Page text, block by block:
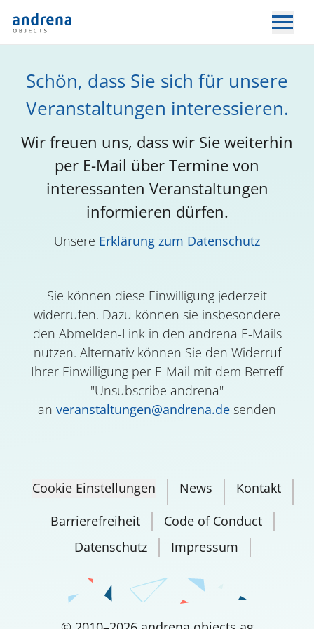
Schön, dass Sie sich für unsere
Veranstaltungen interessieren.
Wir freuen uns, dass wir Sie weiterhin
per E-Mail über Termine von
interessanten Veranstaltungen
informieren dürfen.
Unsere Erklärung zum Datenschutz
Sie können diese Einwilligung jederzeit
widerrufen. Dazu können sie insbesondere
den Abmelden-Link in den andrena E-Mails
nutzen. Alternativ können Sie den Widerruf
Ihrer Einwilligung per E-Mail mit dem Betreff
"Unsubscribe andrena"
an veranstaltungen@andrena.de senden
Cookie Einstellungen News
Kontakt
Barrierefreiheit
Code of Conduct
Datenschutz
Impressum